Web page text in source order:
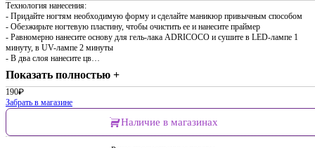
Технология нанесения:
- Придайте ногтям необходимую форму и сделайте маникюр привычным способом
- Обезжирьте ногтевую пластину, чтобы очистить ее и нанесите праймер
- Равномерно нанесите основу для гель-лака ADRICOCO и сушите в LED-лампе 1
минуту, в UV-лампе 2 минуты
- В два слоя нанесите цв…
Показать полностью +
190₽
Забрать в магазине
Наличие в магазинах